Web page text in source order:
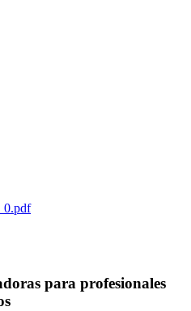
para profesionales